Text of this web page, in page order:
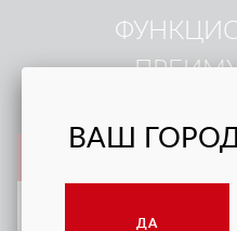
ВАШ
ДА